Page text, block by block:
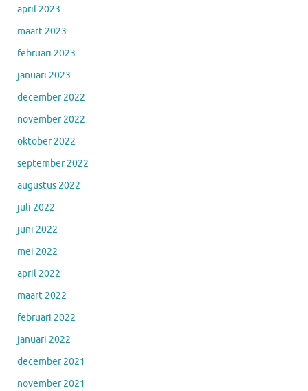
april 2023
maart 2023
februari 2023
januari 2023
december 2022
november 2022
oktober 2022
september 2022
augustus 2022
juli 2022
juni 2022
mei 2022
april 2022
maart 2022
februari 2022
januari 2022
december 2021
november 2021